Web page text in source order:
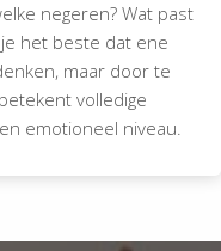
negeren? Wat past
het beste dat ene
maar door te
volledige
emotioneel niveau.